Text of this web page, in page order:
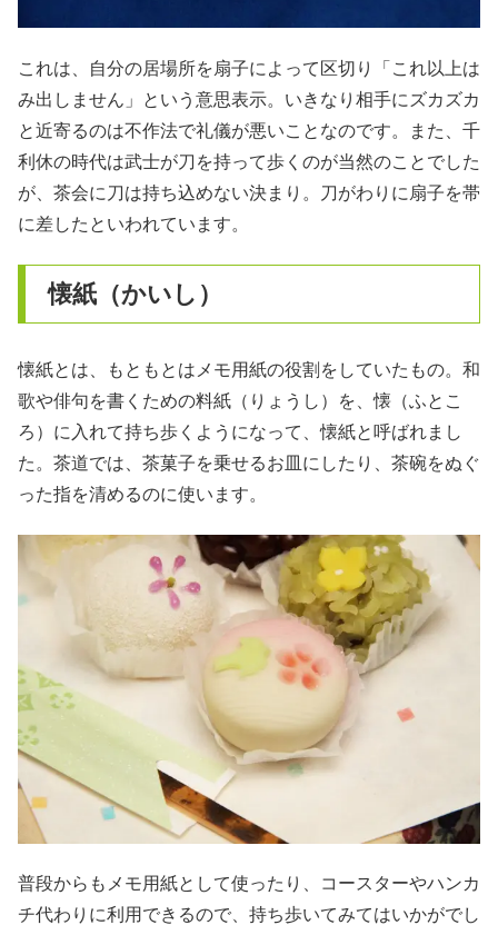
これは、自分の居場所を扇子によって区切り「これ以上は
み出しません」という意思表示。いきなり相手にズカズカ
と近寄るのは不作法で礼儀が悪いことなのです。また、千
利休の時代は武士が刀を持って歩くのが当然のことでした
が、茶会に刀は持ち込めない決まり。刀がわりに扇子を帯
に差したといわれています。
懐紙（かいし）
懐紙とは、もともとはメモ用紙の役割をしていたもの。和
歌や俳句を書くための料紙（りょうし）を、懐（ふとこ
ろ）に入れて持ち歩くようになって、懐紙と呼ばれまし
た。茶道では、茶菓子を乗せるお皿にしたり、茶碗をぬぐ
った指を清めるのに使います。
普段からもメモ用紙として使ったり、コースターやハンカ
チ代わりに利用できるので、持ち歩いてみてはいかがでし